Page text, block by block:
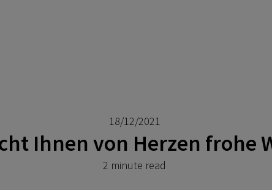
18/12/2021
Ihnen von Herzen frohe
2 minute read